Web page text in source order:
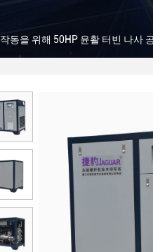
동을 위해 50HP 윤활 터빈 나사